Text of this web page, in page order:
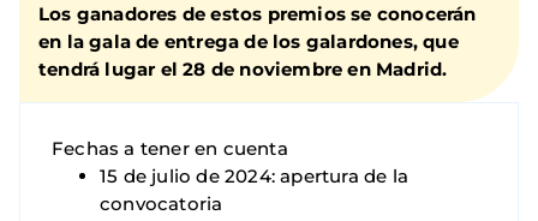
Los ganadores de estos premios se conocerán
en la gala de entrega de los galardones, que
tendrá lugar el 28 de noviembre en Madrid.
Fechas a tener en cuenta
15 de julio de 2024: apertura de la
convocatoria